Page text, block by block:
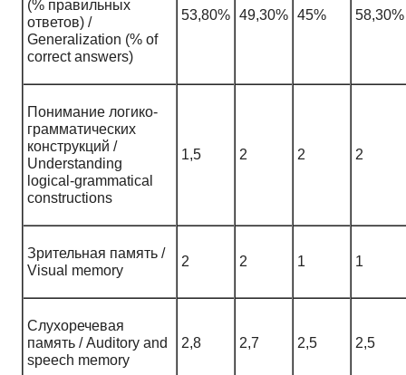
(% правильных
ответов) /
Generalization (% of
correct answers)
53,80% 49,30% 45% 58,30%
Понимание логико-
грамматических
конструкций /
Understanding
logical-grammatical
constructions
1,5 2 2 2
Зрительная память /
Visual memory
2 2 1 1
Слухоречевая
память / Auditory and
speech memory
2,8 2,7 2,5 2,5